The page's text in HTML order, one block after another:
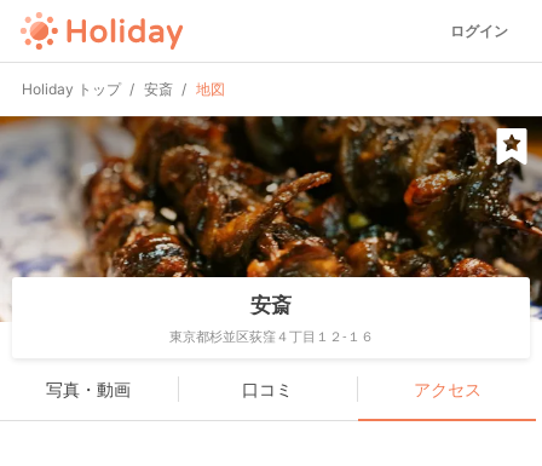
ログイン
Holiday トップ 安斎 地図
安斎
東京都杉並区荻窪４丁目１２-１６
写真・動画 口コミ アクセス